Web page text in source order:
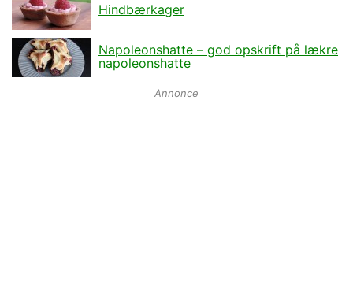
Hindbærkager
Napoleonshatte – god opskrift på lækre
napoleonshatte
Annonce